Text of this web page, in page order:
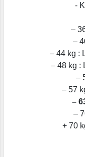
-
–
–
– 44 kg :
– 48 kg :
–
– 57
–
–
+ 70